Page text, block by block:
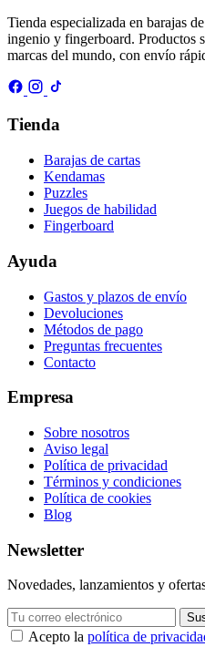
Tienda especializada en barajas
ingenio y fingerboard. Productos
marcas del mundo, con envío
Tienda
Barajas de cartas
Kendamas
Puzzles
Juegos de habilidad
Fingerboard
Ayuda
Gastos y plazos de envío
Devoluciones
Métodos de pago
Preguntas frecuentes
Contacto
Empresa
Sobre nosotros
Aviso legal
Política de privacidad
Términos y condiciones
Política de cookies
Blog
Newsletter
Novedades, lanzamientos y
Acepto la política de